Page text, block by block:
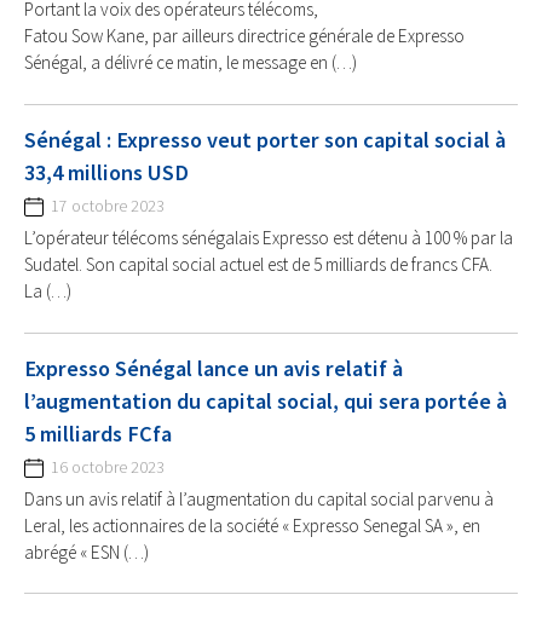
Portant la voix des opérateurs télécoms,
Fatou Sow Kane, par ailleurs directrice générale de Expresso
Sénégal, a délivré ce matin, le message en (…)
Sénégal : Expresso veut porter son capital social à
33,4 millions USD
17 octobre 2023
L’opérateur télécoms sénégalais Expresso est détenu à 100 % par la
Sudatel. Son capital social actuel est de 5 milliards de francs CFA.
La (…)
Expresso Sénégal lance un avis relatif à
l’augmentation du capital social, qui sera portée à
5 milliards FCfa
16 octobre 2023
Dans un avis relatif à l’augmentation du capital social parvenu à
Leral, les actionnaires de la société « Expresso Senegal SA », en
abrégé « ESN (…)